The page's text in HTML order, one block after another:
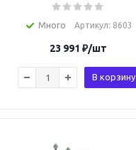
Много Артикул: 8603
23 991 ₽/шт
В корзину